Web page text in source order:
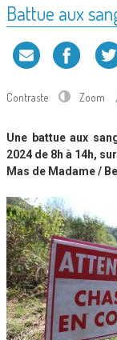
Battue aux
Contraste Zoom
Une battue aux
2024 de 8h à 14h,
Mas de Madame /